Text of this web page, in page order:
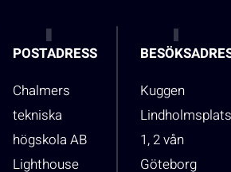
POSTADRESS
Chalmers
tekniska
högskola AB
Lighthouse
Kuggen
1, 2 vån
Göteborg